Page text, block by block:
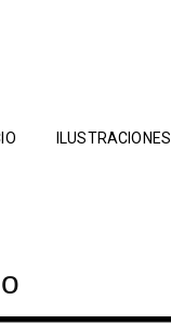
ILUSTRACIONES